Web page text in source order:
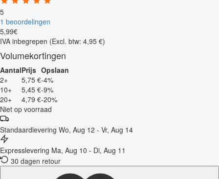
5
1 beoordelingen
5,99€
IVA inbegrepen (Excl. btw: 4,95 €)
Volumekortingen
AantalPrijs Opslaan
2+
5,75 €-4%
10+
5,45 €-9%
20+
4,79 €-20%
Niet op voorraad
Standaardlevering Wo, Aug 12 - Vr, Aug 14
Expresslevering Ma, Aug 10 - Di, Aug 11
30 dagen retour